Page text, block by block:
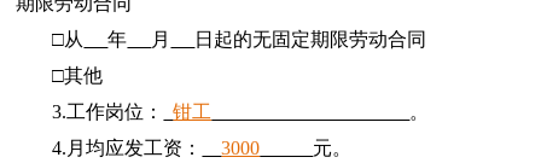
□从
年 月
日起的无固定期限劳动合同
□其他
3.工作岗位：
钳工
。
4.月均应发工资：
3000
元。